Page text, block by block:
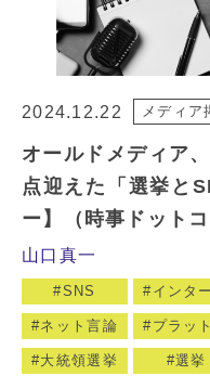
2024.12.22 メディア
オールドメディア
点迎えた「選挙と
ー】（時事ドットコ
山口真一
SNS インタ
ネット言論 プラッ
大統領選挙 選挙